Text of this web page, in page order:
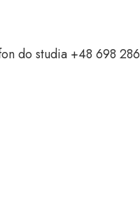
do studia +48 698 286